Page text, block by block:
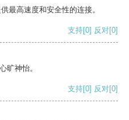
最高速度和安全性的连接。
支持[0] 反对[0]
旷神怡。
支持[0] 反对[0]